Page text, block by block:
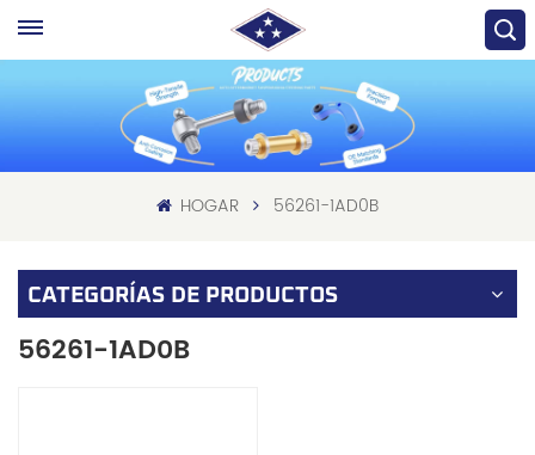
HOGAR 56261-1AD0B
CATEGORÍAS DE PRODUCTOS
56261-1AD0B